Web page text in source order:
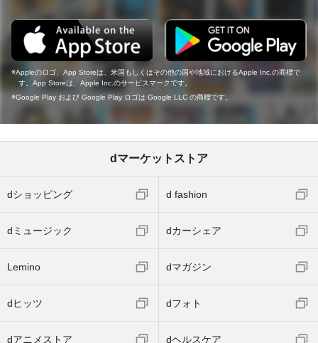
Appleのロゴ、App Storeは、米国もしくはその他の国や地域におけるApple Inc.の商標で
す。App Storeは、Apple Inc.のサービスマークです。
Google Play および Google Play ロゴは Google LLC の商標です。
dマーケットストア
dショッピング d fashion
dミュージック dカーシェア
Lemino dマガジン
dヒッツ dフォト
dアニメストア dヘルスケア